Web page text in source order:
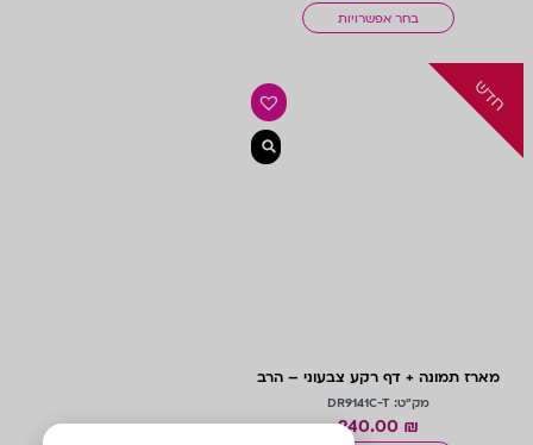
בחר אפשרויות
חדש
מארז תמונה + דף רקע צבעוני – הרב
שטיינמן // כסלו
מק"ט: DR9141C-T
₪